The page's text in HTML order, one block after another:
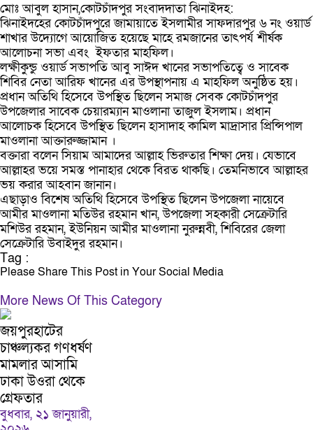
মোঃ আবুল হাসান,কোটচাঁদপুর সংবাদদাতা ঝিনাইদহ:
ঝিনাইদহের কোটচাঁদপুরে জামায়াতে ইসলামীর সাফদারপুর ৬ নং ওয়ার্ড
শাখার উদ্যোগে আয়োজিত হয়েছে মাহে রমজানের তাৎপর্য শীর্ষক
আলোচনা সভা এবং ইফতার মাহফিল।
লক্ষীকুন্ডু ওয়ার্ড সভাপতি আবু সাঈদ খানের সভাপতিত্বে ও সাবেক
শিবির নেতা আরিফ খানের এর উপস্থাপনায় এ মাহফিল অনুষ্ঠিত হয়।
প্রধান অতিথি হিসেবে উপস্থিত ছিলেন সমাজ সেবক কোটচাঁদপুর
উপজেলার সাবেক চেয়ারম্যান মাওলানা তাজুল ইসলাম। প্রধান
আলোচক হিসেবে উপস্থিত ছিলেন হাসাদাহ কামিল মাদ্রাসার প্রিন্সিপাল
মাওলানা আক্তারুজ্জামান ।
বক্তারা বলেন সিয়াম আমাদের আল্লাহ ভিরুতার শিক্ষা দেয়। যেভাবে
আল্লাহর ভয়ে সমস্ত পানাহার থেকে বিরত থাকছি। তেমনিভাবে আল্লাহর
ভয় করার আহবান জানান।
এছাড়াও বিশেষ অতিথি হিসেবে উপস্থিত ছিলেন উপজেলা নায়েবে
আমীর মাওলানা মতিউর রহমান খান, উপজেলা সহকারী সেক্রেটারি
মশিউর রহমান, ইউনিয়ন আমীর মাওলানা নুরুন্নবী, শিবিরের জেলা
সেক্রেটারি উবাইদুর রহমান।
Tag :
Please Share This Post in Your Social Media
More News Of This Category
জয়পুরহাটের
চাঞ্চল্যকর গণধর্ষণ
মামলার আসামি
ঢাকা উওরা থেকে
গ্রেফতার
বুধবার, ২১ জানুয়ারী,